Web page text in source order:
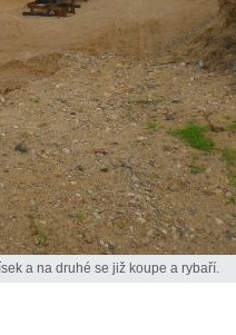
a na druhé se již koupe a rybaří.